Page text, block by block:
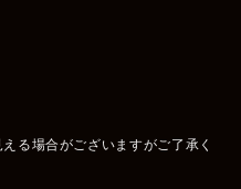
る場合がございますがご了承く